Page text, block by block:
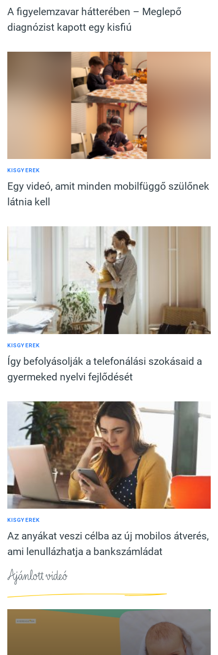
A figyelemzavar hátterében – Meglepő
diagnózist kapott egy kisfiú
KISGYEREK
Egy videó, amit minden mobilfüggő szülőnek
látnia kell
KISGYEREK
Így befolyásolják a telefonálási szokásaid a
gyermeked nyelvi fejlődését
KISGYEREK
Az anyákat veszi célba az új mobilos átverés,
ami lenullázhatja a bankszámládat
Ajánlott videó